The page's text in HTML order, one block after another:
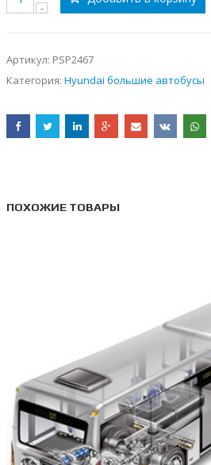
Артикул: PSP2467
Категория: Hyundai большие автобусы
ПОХОЖИЕ ТОВАРЫ